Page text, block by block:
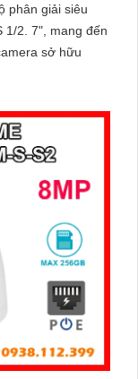
phân giải siêu
1/2. 7", mang đến